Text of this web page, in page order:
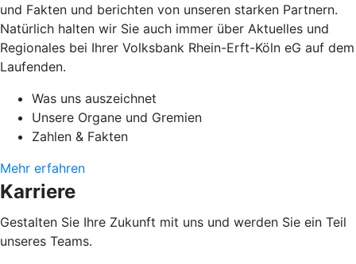
und Fakten und berichten von unseren starken Partnern.
Natürlich halten wir Sie auch immer über Aktuelles und
Regionales bei Ihrer Volksbank Rhein-Erft-Köln eG auf dem
Laufenden.
Was uns auszeichnet
Unsere Organe und Gremien
Zahlen & Fakten
Mehr erfahren
Karriere
Gestalten Sie Ihre Zukunft mit uns und werden Sie ein Teil
unseres Teams.